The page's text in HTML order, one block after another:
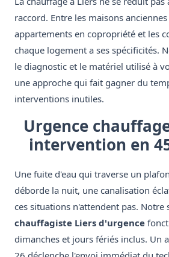
raccord. Entre les maisons
appartements en copropriété et les
chaque logement a ses spécificités.
le diagnostic et le matériel utilisé à
une approche qui fait gagner du
interventions inutiles.
Urgence
intervention en
Une fuite d'eau qui traverse un
déborde la nuit, une canalisation
ces situations n'attendent pas. Notre
chauffagiste Liers d'urgence
dimanches et jours fériés inclus. Un